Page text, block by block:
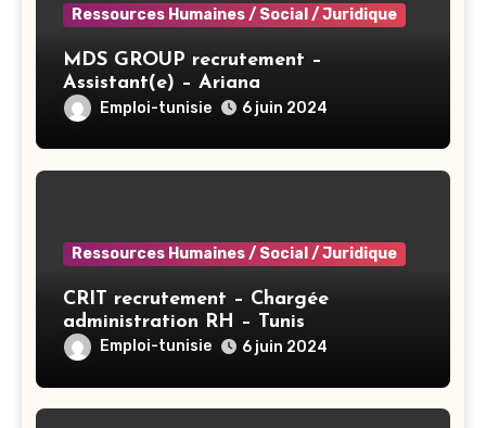
Ressources Humaines / Social / Juridique
MDS GROUP recrutement –
Assistant(e) – Ariana
Emploi-tunisie 6 juin 2024
Ressources Humaines / Social / Juridique
CRIT recrutement – Chargée
administration RH – Tunis
Emploi-tunisie 6 juin 2024